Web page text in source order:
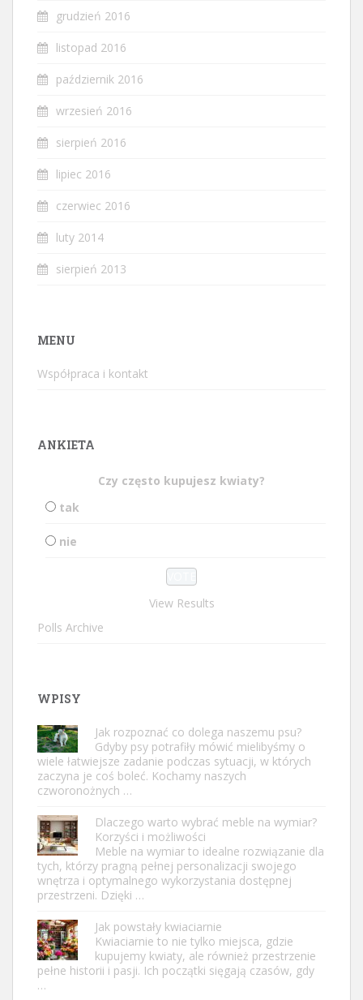
grudzień 2016
listopad 2016
październik 2016
wrzesień 2016
sierpień 2016
lipiec 2016
czerwiec 2016
luty 2014
sierpień 2013
MENU
Współpraca i kontakt
ANKIETA
Czy często kupujesz kwiaty?
tak
nie
View Results
Polls Archive
WPISY
Jak rozpoznać co dolega naszemu psu?
Gdyby psy potrafiły mówić mielibyśmy o
wiele łatwiejsze zadanie podczas sytuacji, w których
zaczyna je coś boleć. Kochamy naszych
czworonożnych …
Dlaczego warto wybrać meble na wymiar?
Korzyści i możliwości
Meble na wymiar to idealne rozwiązanie dla
tych, którzy pragną pełnej personalizacji swojego
wnętrza i optymalnego wykorzystania dostępnej
przestrzeni. Dzięki …
Jak powstały kwiaciarnie
Kwiaciarnie to nie tylko miejsca, gdzie
kupujemy kwiaty, ale również przestrzenie
pełne historii i pasji. Ich początki sięgają czasów, gdy
…